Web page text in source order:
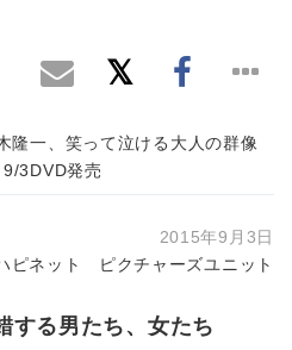
隆一、笑って泣ける大人の群像
9/3DVD発売
2015年9月3日
ピネット ピクチャーズユニット
する男たち、女たち